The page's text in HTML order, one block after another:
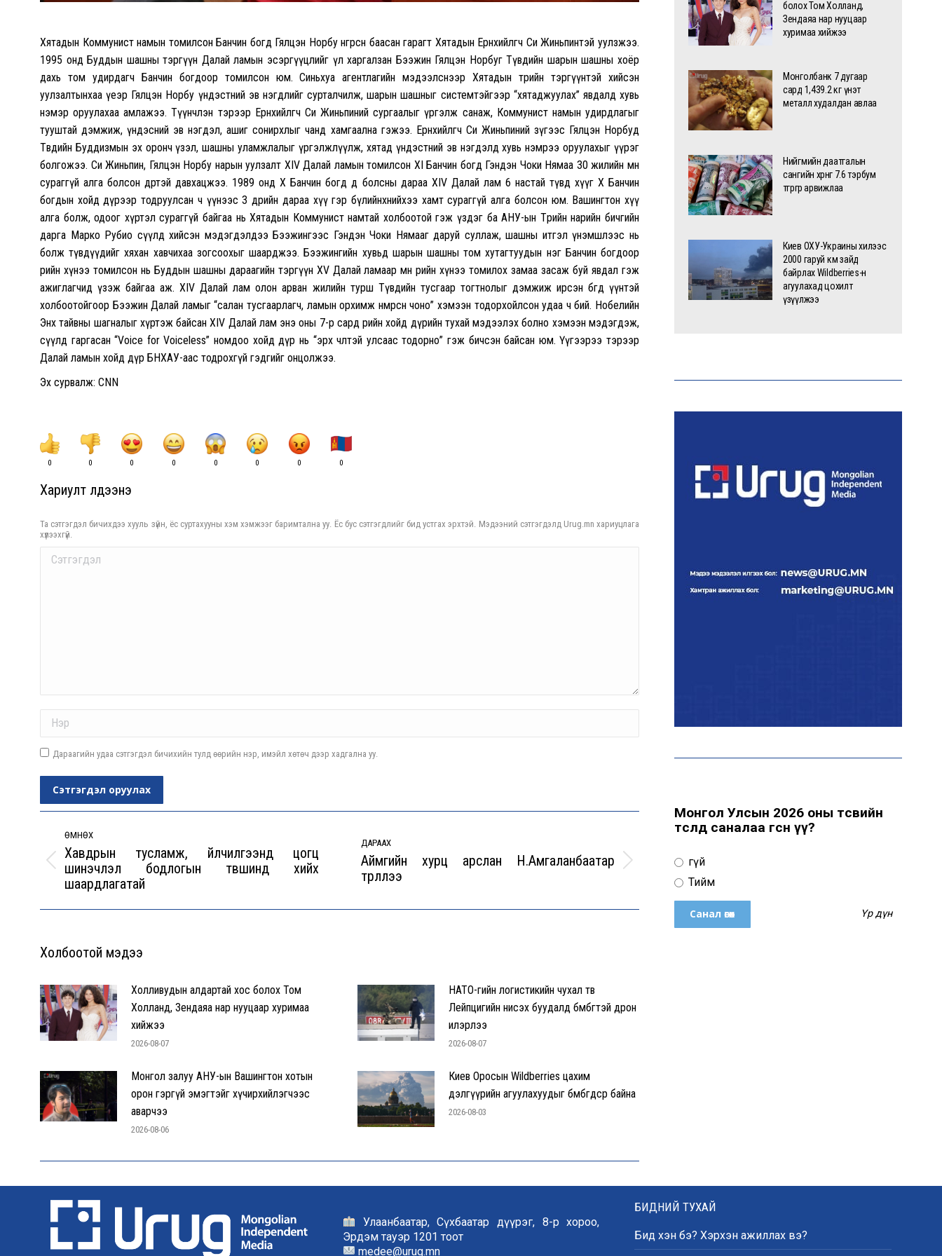
Хятадын Коммунист намын томилсон Банчин богд Гялцэн Норбу өнгөрсөн баасан гарагт Хятадын Ерөнхийлөгч Си Жиньпинтэй уулзжээ.
1995 онд Буддын шашны тэргүүн Далай ламын эсэргүүцлийг үл харгалзан Бээжин Гялцэн Норбуг Түвдийн шарын шашны хоёр
дахь том удирдагч Банчин богдоор томилсон юм. Синьхуа агентлагийн мэдээлснээр Хятадын төрийн тэргүүнтэй хийсэн
уулзалтынхаа үеэр Гялцэн Норбу үндэстний эв нэгдлийг сурталчилж, шарын шашныг системтэйгээр “хятаджуулах” явдалд хувь
нэмэр оруулахаа амлажээ. Түүнчлэн тэрээр Ерөнхийлөгч Си Жиньпиний сургаалыг үргэлж санаж, Коммунист намын удирдлагыг
тууштай дэмжиж, үндэсний эв нэгдэл, ашиг сонирхлыг чанд хамгаална гэжээ. Ерөнхийлөгч Си Жиньпиний зүгээс Гялцэн Норбуд
Төвөдийн Буддизмын эх оронч үзэл, шашны уламжлалыг үргэлжлүүлж, хятад үндэстний эв нэгдэлд хувь нэмрээ оруулахыг үүрэг
болгожээ. Си Жиньпин, Гялцэн Норбу нарын уулзалт XIV Далай ламын томилсон XI Банчин богд Гэндэн Чоки Нямаа 30 жилийн өмнө
сураггүй алга болсон өдөртэй давхацжээ. 1989 онд X Банчин богд өөд болсны дараа XIV Далай лам 6 настай түвд хүүг X Банчин
богдын хойд дүрээр тодруулсан ч үүнээс 3 өдрийн дараа хүү гэр бүлийнхнийхээ хамт сураггүй алга болсон юм. Вашингтон хүү
алга болж, одоог хүртэл сураггүй байгаа нь Хятадын Коммунист намтай холбоотой гэж үздэг ба АНУ-ын Төрийн нарийн бичгийн
дарга Марко Рубио сүүлд хийсэн мэдэгдэлдээ Бээжингээс Гэндэн Чоки Нямааг даруй суллаж, шашны итгэл үнэмшлээс нь
болж түвдүүдийг хяхан хавчихаа зогсоохыг шаарджээ. Бээжингийн хувьд шарын шашны том хутагтуудын нэг Банчин богдоор
өөрийн хүнээ томилсон нь Буддын шашны дараагийн тэргүүн XV Далай ламаар мөн өөрийн хүнээ томилох замаа засаж буй явдал гэж
ажиглагчид үзэж байгаа аж. XIV Далай лам олон арван жилийн турш Түвдийн тусгаар тогтнолыг дэмжиж ирсэн бөгөөд үүнтэй
холбоотойгоор Бээжин Далай ламыг “салан тусгаарлагч, ламын орхимж нөмөрсөн чоно” хэмээн тодорхойлсон удаа ч бий. Нобелийн
Энх тайвны шагналыг хүртэж байсан XIV Далай лам энэ оны 7-р сард өөрийн хойд дүрийн тухай мэдээлэх болно хэмээн мэдэгдэж,
сүүлд гаргасан “Voice for Voiceless” номдоо хойд дүр нь “эрх чөлөөтэй улсаас тодорно” гэж бичсэн байсан юм. Үүгээрээ тэрээр
Далай ламын хойд дүр БНХАУ-аас тодрохгүй гэдгийг онцолжээ.
Эх сурвалж: CNN
0 0 0 0 0 0 0 0
Хариулт үлдээнэ үү
Та сэтгэгдэл бичихдээ хууль зүйн, ёс суртахууны хэм хэмжээг баримтална уу. Ёс бус сэтгэгдлийг бид устгах эрхтэй. Мэдээний сэтгэгдэлд Urug.mn хариуцлага
хүлээхгүй.
Comment
Дараагийн удаа сэтгэгдэл бичихийн тулд өөрийн нэр, имэйл хөтөч дээр хадгална уу.
Сэтгэгдэл оруулах
navigation
ӨМНӨХ
Previous
post:
Хавдрын тусламж, үйлчилгээнд цогц
шинэчлэл бодлогын түвшинд хийх
шаардлагатай
ДАРААХ
Next
post:
Аймгийн хурц арслан Н.Амгаланбаатар
түрүүллээ
Холбоотой мэдээ
Холливудын алдартай хос болох Том
Холланд, Зендаяа нар нууцаар хуримаа
хийжээ
2026-08-07
НАТО-гийн логистикийн чухал төв
Лейпцигийн нисэх буудалд бөмбөгтэй дрон
илэрлээ
2026-08-07
Монгол залуу АНУ-ын Вашингтон хотын
орон гэргүй эмэгтэйг хүчирхийлэгчээс
аварчээ
2026-08-06
Киев Оросын Wildberries цахим
дэлгүүрийн агуулахуудыг бөмбөгдсөөр байна
2026-08-03
болох Том Холланд,
Зендаяа нар нууцаар
хуримаа хийжээ
Монголбанк 7 дугаар
сард 1,439.2 кг үнэт
металл худалдан авлаа
Нийгмийн даатгалын
сангийн хөрөнгө 7.6 тэрбум
төгрөгөөр арвижлаа
Киев ОХУ-Украины хилээс
2000 гаруй км зайд
байрлах Wildberries-н
агуулахад цохилт
үзүүлжээ
шүүхэд шилжүүлжээ
Шатахууны нийлүүлэлт
Монгол Улсын 2026 оны төсвийн
төсөлд саналаа өгсөн үү?
Үгүй
Тийм
Үр дүн
Улаанбаатар, Сүхбаатар дүүрэг, 8-р хороо,
Эрдэм тауэр 1201 тоот
medee@urug.mn
БИДНИЙ ТУХАЙ
Бид хэн бэ? Хэрхэн ажиллах вэ?